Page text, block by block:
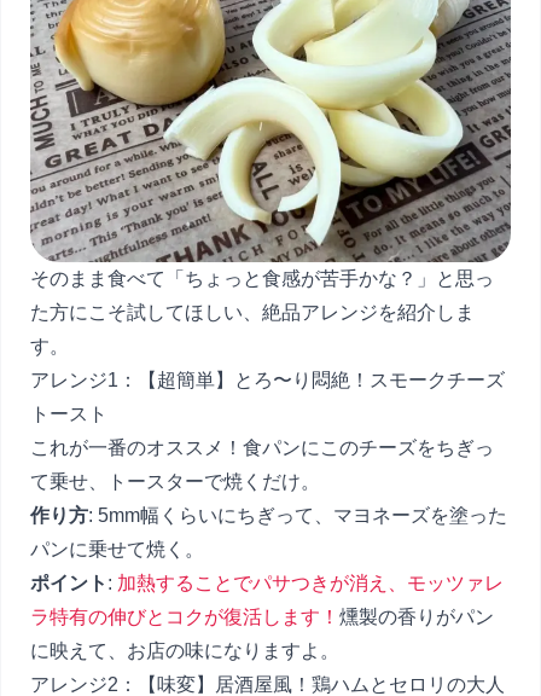
そのまま食べて「ちょっと食感が苦手かな？」と思っ
た方にこそ試してほしい、絶品アレンジを紹介しま
す。
アレンジ1：【超簡単】とろ〜り悶絶！スモークチーズ
トースト
これが一番のオススメ！食パンにこのチーズをちぎっ
て乗せ、トースターで焼くだけ。
作り方: 5mm幅くらいにちぎって、マヨネーズを塗った
パンに乗せて焼く。
ポイント : 加熱することでパサつきが消え、モッツァレ
ラ特有の伸びとコクが復活します！ 燻製の香りがパン
に映えて、お店の味になりますよ。
アレンジ2：【味変】居酒屋風！鶏ハムとセロリの大人